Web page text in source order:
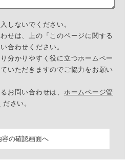
しないでください。
せは、上の「このページに関する
合わせください。
分かりやすく役に立つホームペー
いただきますのでご協力をお願い
お問い合わせは、 ホームページ管
さい。